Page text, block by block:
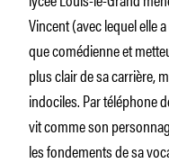
Vincent (avec lequel elle
que comédienne et
plus clair de sa carrière,
indociles. Par téléphone
vit comme son
les fondements de sa